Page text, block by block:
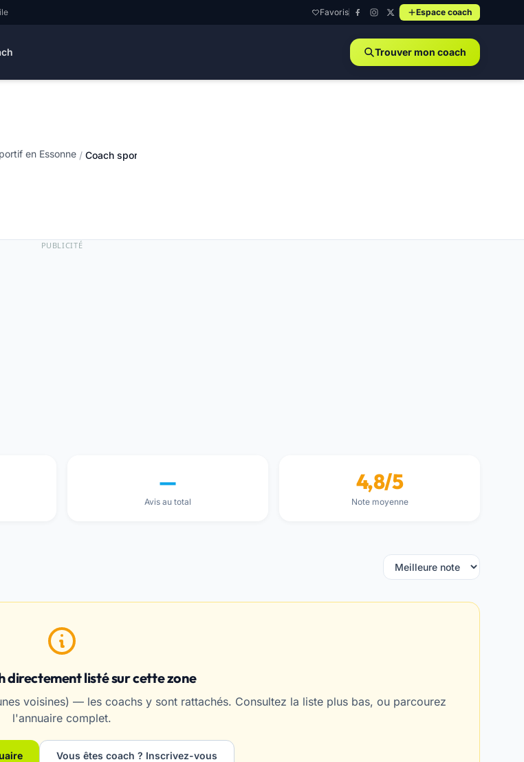
Favoris Espace coach
Trouver mon coach
en Essonne / Coach sportif à Bièvres - 91570
PUBLICITÉ
—
Avis au total
4,8/5
Note moyenne
directement listé sur cette zone
voisines) — les coachs y sont rattachés. Consultez la liste plus bas, ou parcourez
l'annuaire complet.
Vous êtes coach ? Inscrivez-vous